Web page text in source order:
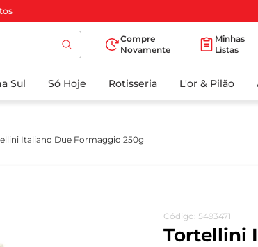
Compre
Novamente
Minhas
Listas
Sul Só Hoje Rotisseria L'or & Pilão
Italiano Due Formaggio 250g
Código: 5493471
Tortellini
BUSCADOS